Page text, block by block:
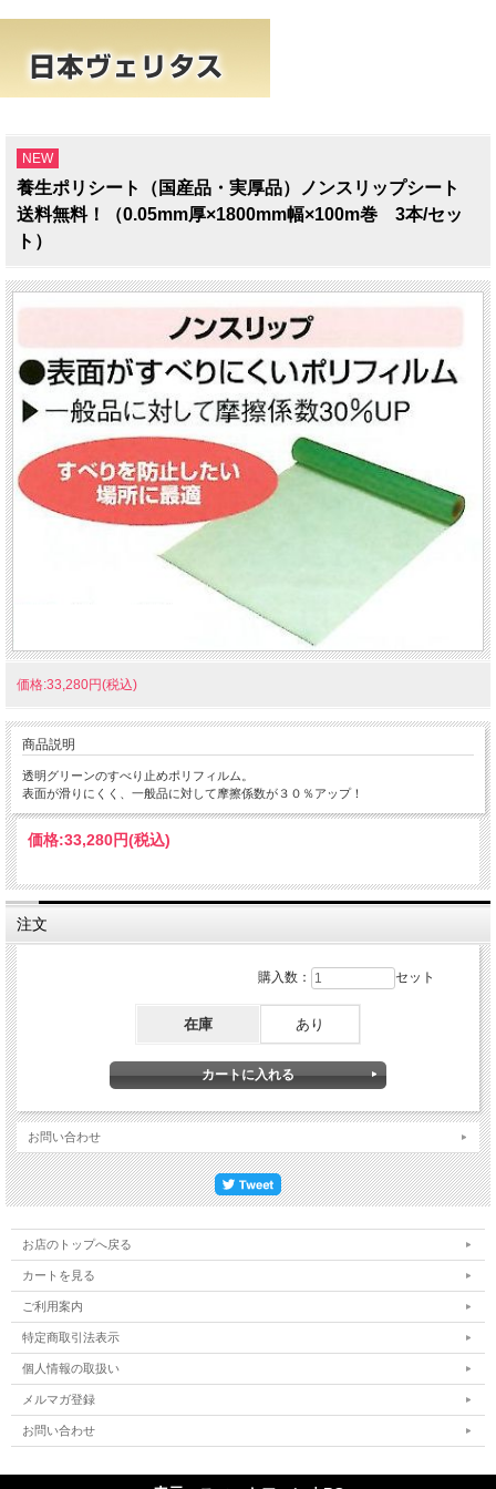
NEW
養生ポリシート（国産品・実厚品）ノンスリップシート
送料無料！（0.05mm厚×1800mm幅×100m巻 3本/セッ
ト）
価格:33,280円(税込)
商品説明
透明グリーンのすべり止めポリフィルム。
表面が滑りにくく、一般品に対して摩擦係数が３０％アップ！
価格:33,280円(税込)
注文
購入数： セット
在庫 あり
お問い合わせ
お店のトップへ戻る
カートを見る
ご利用案内
特定商取引法表示
個人情報の取扱い
メルマガ登録
お問い合わせ